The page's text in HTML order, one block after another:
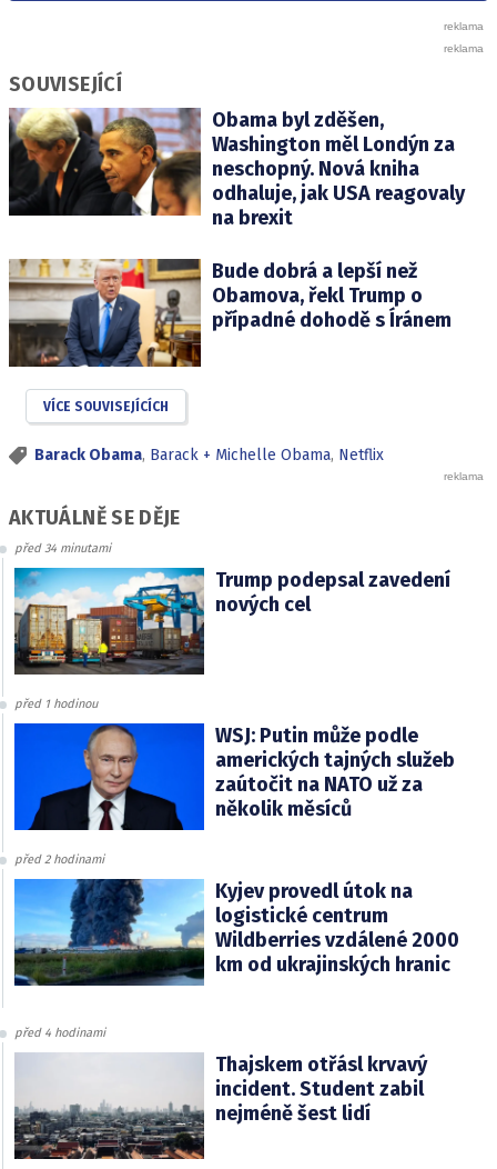
SOUVISEJÍCÍ
Obama byl zděšen,
Washington měl Londýn za
neschopný. Nová kniha
odhaluje, jak USA reagovaly
na brexit
Bude dobrá a lepší než
Obamova, řekl Trump o
případné dohodě s Íránem
VÍCE SOUVISEJÍCÍCH
Barack Obama, Barack + Michelle Obama, Netflix
AKTUÁLNĚ SE DĚJE
před 34 minutami
Trump podepsal zavedení
nových cel
před 1 hodinou
WSJ: Putin může podle
amerických tajných služeb
zaútočit na NATO už za
několik měsíců
před 2 hodinami
Kyjev provedl útok na
logistické centrum
Wildberries vzdálené 2000
km od ukrajinských hranic
před 4 hodinami
Thajskem otřásl krvavý
incident. Student zabil
nejméně šest lidí